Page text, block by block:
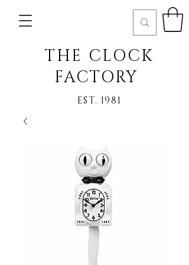
THE CLOCK
FACTORY
EST. 1981